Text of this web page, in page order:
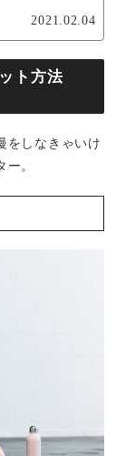
2021.02.04
ト方法
をしなきゃいけ
。